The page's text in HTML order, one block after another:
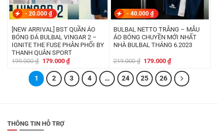
- 20.000 ₫
[NEW ARRIVAL] BST QUẦN ÁO
BÓNG ĐÁ BULBAL VINGAR 2 –
IGNITE THE FUSE PHÂN PHỐI BY
THANH QUÂN SPORT
199.000₫ Giá
là:
199.000 ₫.
179.000 ₫Giá
hiện
tại
là:
179.000 ₫.
- 40.000 ₫
BULBAL NETTO TRẮNG – MẪU
ÁO BÓNG CHUYỀN MỚI NHẤT
NHÀ BULBAL THÁNG 6.2023
219.000₫ Giá
là:
219.000 ₫.
179.000₫Giá
tại
là:
179.000 ₫.
1 2 3 4 … 24 25 26
THÔNG TIN HỖ TRỢ